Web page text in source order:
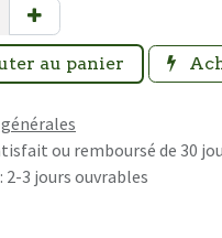
au panier
ou remboursé de 30
2-3 jours ouvrables